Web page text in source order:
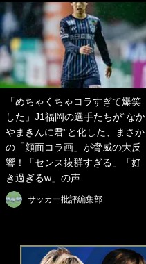
「めちゃくちゃコラすぎて爆笑
した」J1福岡の選手たちが“なか
やまきんに君”と化した、まさか
の「顔面コラ画」が脅威の大反
響！「センス抜群すぎる」「好
き過ぎるw」の声
サッカー批評編集部